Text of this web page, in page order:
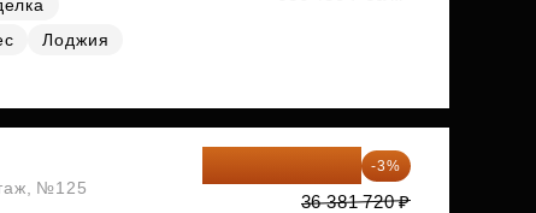
Лоджия
№125
35 290 268 ₽ -3%
36 381 720 ₽